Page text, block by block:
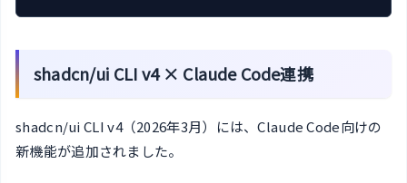
shadcn/ui CLI v4 × Claude Code連携
shadcn/ui CLI v4（2026年3月）には、Claude Code向けの
新機能が追加されました。